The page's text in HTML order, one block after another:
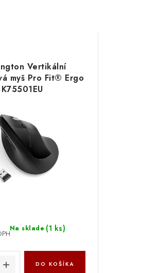
Vertikální
myš Pro Fit® Ergo
K75501EU
Na sklade (1 ks)
DO KOŠÍKA